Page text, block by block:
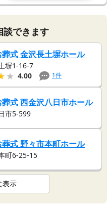
談できます
式 金沢長土塀ホール
塀1-16-7
4.00 1件
式 西金沢八日市ホール
市5-599
式 野々市本町ホール
町6-25-15
表示